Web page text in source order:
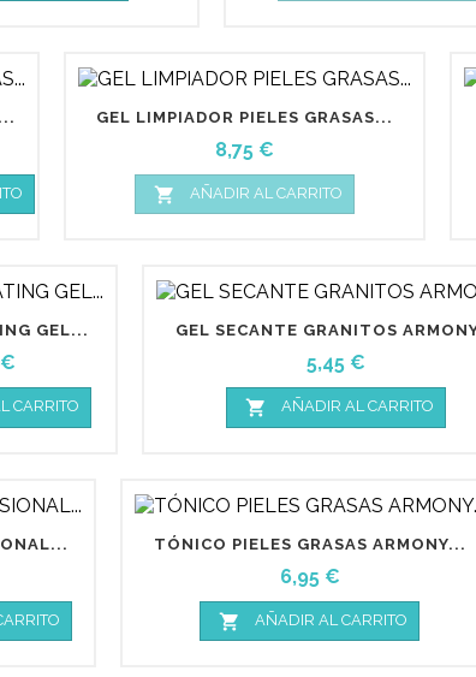
GEL LIMPIADOR PIELES GRASAS...
Precio
8,75 €
 AÑADIR AL CARRITO
GEL...
CARRITO
GEL SECANTE GRANITOS
Precio
5,45 €
 AÑADIR AL CARRITO
TÓNICO PIELES GRASAS ARMONY...
Precio
6,95 €
 AÑADIR AL CARRITO